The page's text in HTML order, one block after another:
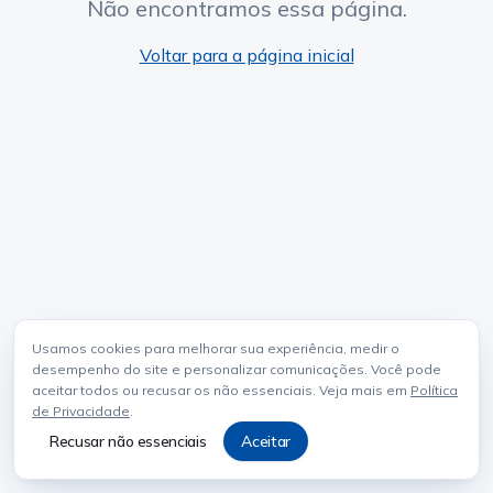
Usamos cookies para melhorar sua experiência, medir o
desempenho do site e personalizar comunicações. Você pode
aceitar todos ou recusar os não essenciais. Veja mais em Política
de Privacidade.
Recusar não essenciais Aceitar
Não encontramos essa página.
Voltar para a página inicial